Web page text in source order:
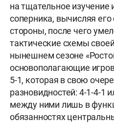
на тщательное изучение
соперника, вычисляя
стороны, после чего
тактические схемы
нынешнем сезоне
основополагающие
5-1, которая в свою
разновидностей: 4-1-4-1
между ними лишь в
обязанностях